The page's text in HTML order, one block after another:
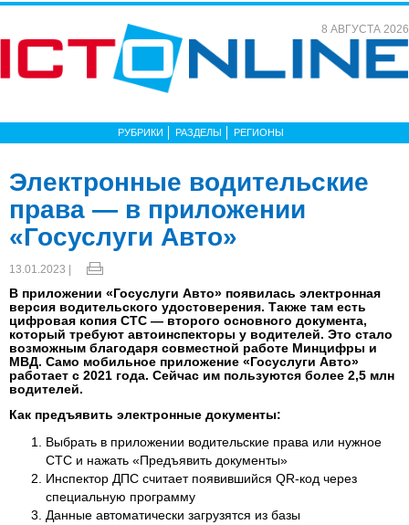
8 АВГУСТА 2026
РУБРИКИ РАЗДЕЛЫ РЕГИОНЫ
Электронные водительские
права — в приложении
«Госуслуги Авто»
13.01.2023 |
В приложении «Госуслуги Авто» появилась электронная
версия водительского удостоверения. Также там есть
цифровая копия СТС — второго основного документа,
который требуют автоинспекторы у водителей. Это стало
возможным благодаря совместной работе Минцифры и
МВД. Само мобильное приложение «Госуслуги Авто»
работает с 2021 года. Сейчас им пользуются более 2,5 млн
водителей.
Как предъявить электронные документы:
Выбрать в приложении водительские права или нужное
СТС и нажать «Предъявить документы»
Инспектор ДПС считает появившийся QR-код через
специальную программу
Данные автоматически загрузятся из базы